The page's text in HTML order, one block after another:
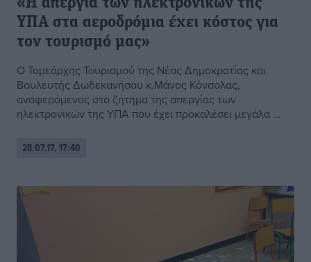
«Η απεργία των ηλεκτρονικών της
ΥΠΑ στα αεροδρόμια έχει κόστος για
τον τουρισμό μας»
Ο Τομεάρχης Τουρισμού της Νέας Δημοκρατίας και
Βουλευτής Δωδεκανήσου κ.Μάνος Κόνσολας,
αναφερόμενος στο ζήτημα της απεργίας των
ηλεκτρονικών της ΥΠΑ που έχει προκαλέσει μεγάλα ...
28.07.17, 17:40